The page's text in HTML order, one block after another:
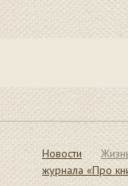
Новости
журнала «Про